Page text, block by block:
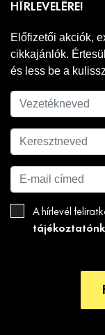
HÍRLEVELÉRE!
Előfizetői akciók,
cikkajánlók.
és less be a
A hírlevél